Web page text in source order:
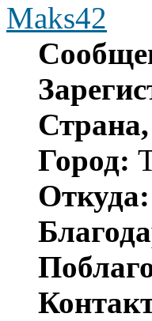
Maks42
Город:
Откуда: